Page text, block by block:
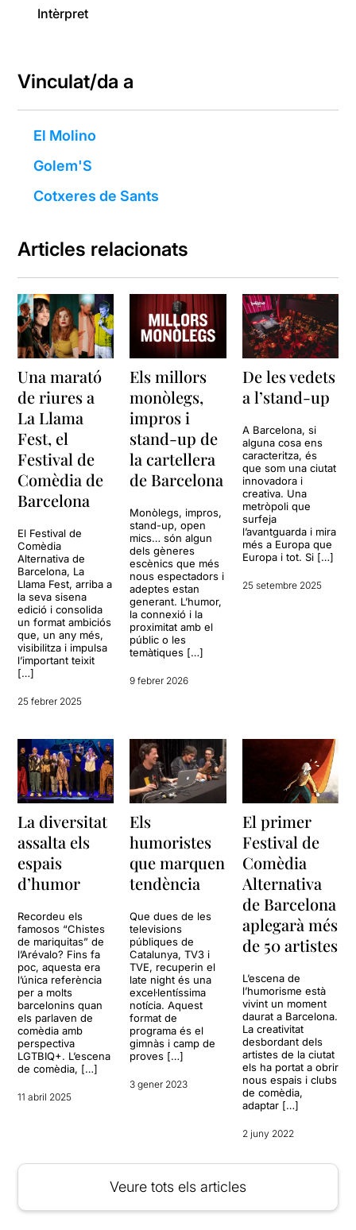
Intèrpret
Vinculat/da a
El Molino
Golem'S
Cotxeres de Sants
Articles relacionats
Una marató
de riures a
La Llama
Fest, el
Festival de
Comèdia de
Barcelona
El Festival de
Comèdia
Alternativa de
Barcelona, La
Llama Fest, arriba a
la seva sisena
edició i consolida
un format ambiciós
que, un any més,
visibilitza i impulsa
l’important teixit
[…]
25 febrer 2025
Els millors
monòlegs,
impros i
stand-up de
la cartellera
de Barcelona
Monòlegs, impros,
stand-up, open
mics… són algun
dels gèneres
escènics que més
nous espectadors i
adeptes estan
generant. L’humor,
la connexió i la
proximitat amb el
públic o les
temàtiques […]
9 febrer 2026
De les vedets
a l’stand-up
A Barcelona, si
alguna cosa ens
caracteritza, és
que som una ciutat
innovadora i
creativa. Una
metròpoli que
surfeja
l’avantguarda i mira
més a Europa que
Europa i tot. Si […]
25 setembre 2025
La diversitat
assalta els
espais
d’humor
Recordeu els
famosos “Chistes
de mariquitas” de
l’Arévalo? Fins fa
poc, aquesta era
l’única referència
per a molts
barcelonins quan
els parlaven de
comèdia amb
perspectiva
LGTBIQ+. L’escena
de comèdia, […]
11 abril 2025
Els
humoristes
que marquen
tendència
Que dues de les
televisions
públiques de
Catalunya, TV3 i
TVE, recuperin el
late night és una
excel·lentíssima
notícia. Aquest
format de
programa és el
gimnàs i camp de
proves […]
3 gener 2023
El primer
Festival de
Comèdia
Alternativa
de Barcelona
aplegarà més
de 50 artistes
L’escena de
l’humorisme està
vivint un moment
daurat a Barcelona.
La creativitat
desbordant dels
artistes de la ciutat
els ha portat a obrir
nous espais i clubs
de comèdia,
adaptar […]
2 juny 2022
Veure tots els articles